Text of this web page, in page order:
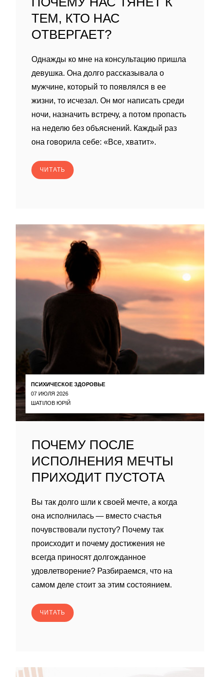
ТЕМ, КТО НАС
ОТВЕРГАЕТ?
Однажды ко мне на консультацию пришла
девушка. Она долго рассказывала о
мужчине, который то появлялся в ее
жизни, то исчезал. Он мог написать среди
ночи, назначить встречу, а потом пропасть
на неделю без объяснений. Каждый раз
она говорила себе: «Все, хватит».
ЧИТАТЬ
ПСИХИЧЕСКОЕ ЗДОРОВЬЕ
07 ИЮЛЯ 2026
ШАТІЛОВ ЮРІЙ
ПОЧЕМУ ПОСЛЕ
ИСПОЛНЕНИЯ МЕЧТЫ
ПРИХОДИТ ПУСТОТА
Вы так долго шли к своей мечте, а когда
она исполнилась — вместо счастья
почувствовали пустоту? Почему так
происходит и почему достижения не
всегда приносят долгожданное
удовлетворение? Разбираемся, что на
самом деле стоит за этим состоянием.
ЧИТАТЬ